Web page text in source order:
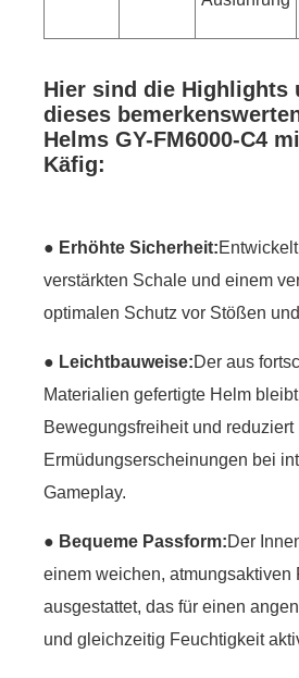
Hier sind die Highlights
dieses
Helms GY-FM6000-C4
Käfig:
● Erhöhte Sicherheit:
verstärkten Schale und einem
optimalen Schutz vor Stößen
● Leichtbauweise:Der aus
Materialien gefertigte Helm
Bewegungsfreiheit und reduziert
Ermüdungserscheinungen bei
Gameplay.
● Bequeme Passform:Der
einem weichen, atmungsaktiven
ausgestattet, das für einen
und gleichzeitig Feuchtigkeit